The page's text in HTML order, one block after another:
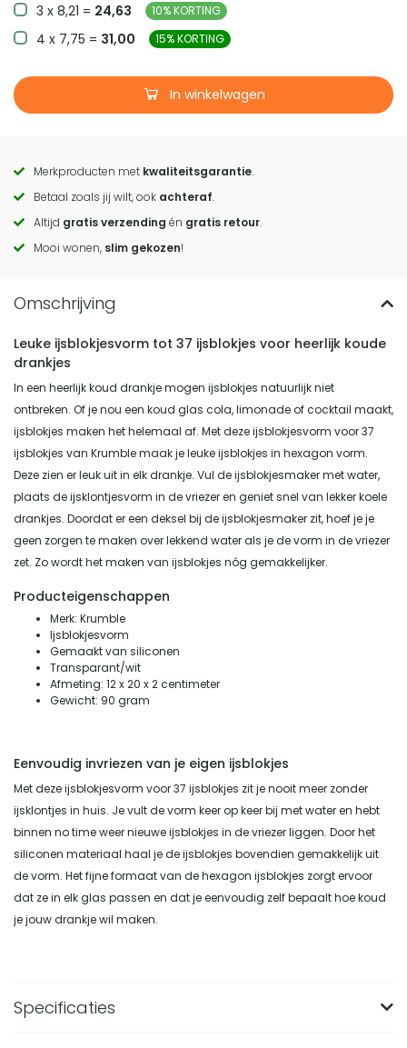
3 x 8,21 = 24,63 10% KORTING
4 x 7,75 = 31,00 15% KORTING
In winkelwagen
Call
to
actions
Merkproducten met kwaliteitsgarantie.
Betaal zoals jij wilt, ook achteraf.
Altijd gratis verzending én gratis retour.
Mooi wonen, slim gekozen!
Leuke ijsblokjesvorm tot 37 ijsblokjes voor heerlijk koude
drankjes
In een heerlijk koud drankje mogen ijsblokjes natuurlijk niet
ontbreken. Of je nou een koud glas cola, limonade of cocktail maakt,
ijsblokjes maken het helemaal af. Met deze ijsblokjesvorm voor 37
ijsblokjes van Krumble maak je leuke ijsblokjes in hexagon vorm.
Deze zien er leuk uit in elk drankje. Vul de ijsblokjesmaker met water,
plaats de ijsklontjesvorm in de vriezer en geniet snel van lekker koele
drankjes. Doordat er een deksel bij de ijsblokjesmaker zit, hoef je je
geen zorgen te maken over lekkend water als je de vorm in de vriezer
zet. Zo wordt het maken van ijsblokjes nóg gemakkelijker.
Producteigenschappen
Merk: Krumble
Ijsblokjesvorm
Gemaakt van siliconen
Transparant/wit
Afmeting: 12 x 20 x 2 centimeter
Gewicht: 90 gram
Eenvoudig invriezen van je eigen ijsblokjes
Met deze ijsblokjesvorm voor 37 ijsblokjes zit je nooit meer zonder
ijsklontjes in huis. Je vult de vorm keer op keer bij met water en hebt
binnen no time weer nieuwe ijsblokjes in de vriezer liggen. Door het
siliconen materiaal haal je de ijsblokjes bovendien gemakkelijk uit
de vorm. Het fijne formaat van de hexagon ijsblokjes zorgt ervoor
dat ze in elk glas passen en dat je eenvoudig zelf bepaalt hoe koud
je jouw drankje wil maken.
Specificaties